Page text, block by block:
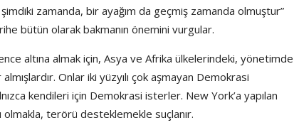
zamanda, bir ayağım da geçmiş zamanda olmuştur”
bütün olarak bakmanın önemini vurgular.
altına almak için, Asya ve Afrika ülkelerindeki, yönetimde
Onlar iki yüzyılı çok aşmayan Demokrasi
kendileri için Demokrasi isterler. New York’a yapılan
olmakla, terörü desteklemekle suçlanır.